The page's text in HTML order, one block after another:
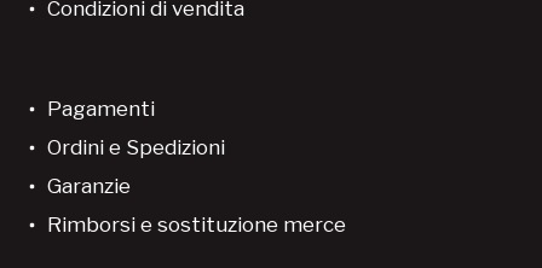
Condizioni di vendita
Pagamenti
Ordini e Spedizioni
Garanzie
Rimborsi e sostituzione merce